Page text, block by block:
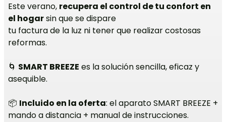
Este verano, recupera el control de tu confort en
el hogarsin que se dispare
tu factura de la luz ni tener que realizar costosas
reformas.
🌀 SMART BREEZE es la solución sencilla, eficaz y
asequible.
📦 Incluido en la oferta: el aparato SMART BREEZE +
mando a distancia + manual de instrucciones.